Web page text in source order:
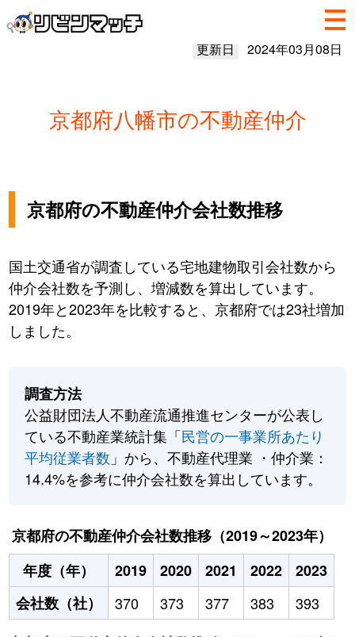
更新日 2024年03月08日
京都府八幡市の不動産仲介
京都府の不動産仲介会社数推移
国土交通省が調査している宅地建物取引会社数から
仲介会社数を予測し、増減数を算出しています。
2019年と2023年を比較すると、京都府では23社増加
しました。
調査方法
公益財団法人不動産流通推進センターが公表し
ている不動産業統計集「民営の一事業所あたり
平均従業者数 」から、不動産代理業 ・仲介業：
14.4%を参考に仲介会社数を算出しています。
京都府の不動産仲介会社数推移（2019～2023年）
年度（年）
2019 2020 2021 2022
2023
会社数（社）
370 373 377 383 393